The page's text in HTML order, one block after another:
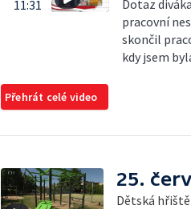
11:31
Dotaz
pracovní
skončil
kdy jsem
Přehrát celé video
25.
Dětská hřiště